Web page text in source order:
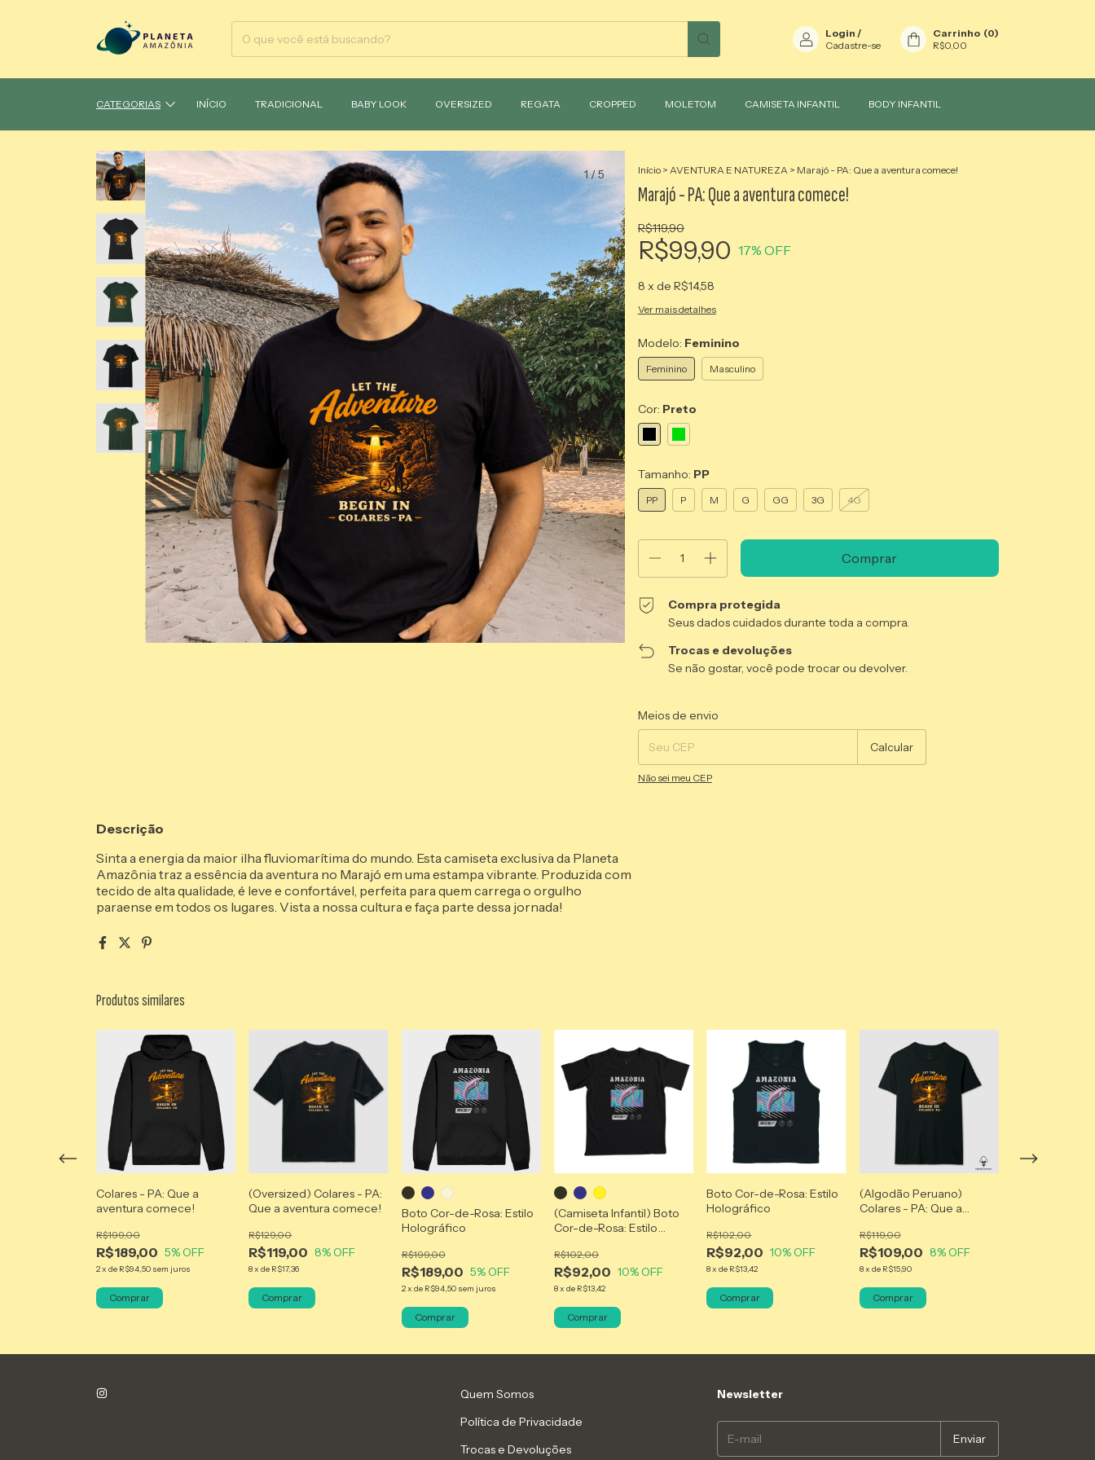
Login /
Cadastre-se
Carrinho (0)
R$0,00
CATEGORIAS INÍCIO TRADICIONAL BABY LOOK OVERSIZED REGATA CROPPED MOLETOM CAMISETA INFANTIL BODY INFANTIL
1/5 Início > AVENTURA E NATUREZA > Marajó - PA: Que a aventura comece!
Marajó - PA: Que a aventura comece!
R$119,90
R$99,90 17% OFF
8 x de R$14,58
Ver mais detalhes
Modelo: Feminino
Feminino Masculino
Cor: Preto
Tamanho: PP
PP P M G GG 3G 4G
Compra protegida
Seus dados cuidados durante toda a compra.
Trocas e devoluções
Se não gostar, você pode trocar ou devolver.
Entregas para o CEP:
Meios de envio
Calcular
Não sei meu CEP
Descrição
Sinta a energia da maior ilha fluviomarítima do mundo. Esta camiseta exclusiva da Planeta
Amazônia traz a essência da aventura no Marajó em uma estampa vibrante. Produzida com
tecido de alta qualidade, é leve e confortável, perfeita para quem carrega o orgulho
paraense em todos os lugares. Vista a nossa cultura e faça parte dessa jornada!
Produtos similares
Colares - PA: Que a
aventura comece!
R$189,00
R$199,00
5% OFF
2x de R$94,50 sem juros
Comprar
(Oversized) Colares - PA:
Que a aventura comece!
R$119,00
R$129,00
8% OFF
8xde R$17,36
Comprar
Boto Cor-de-Rosa: Estilo
Holográfico
R$189,00
R$199,00
5% OFF
2x de R$94,50 sem juros
Comprar
(Camiseta Infantil) Boto
Cor-de-Rosa: Estilo
R$92,00
R$102,00
10% OFF
8x de R$13,42
Comprar
Boto Cor-de-Rosa: Estilo
Holográfico
R$92,00
R$102,00
10% OFF
8xde R$13,42
Comprar
(Algodão Peruano)
Colares - PA: Que a
R$109,00
R$119,00
8% OFF
8x de R$15,90
Comprar
Quem Somos
Política de Privacidade
Trocas e Devoluções
Newsletter